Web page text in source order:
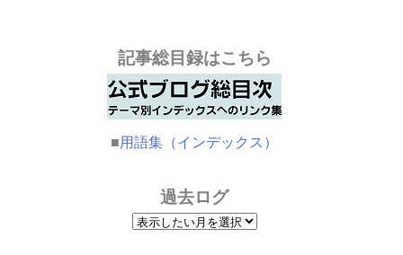
記事総目録はこちら
■用語集（インデックス）
過去ログ